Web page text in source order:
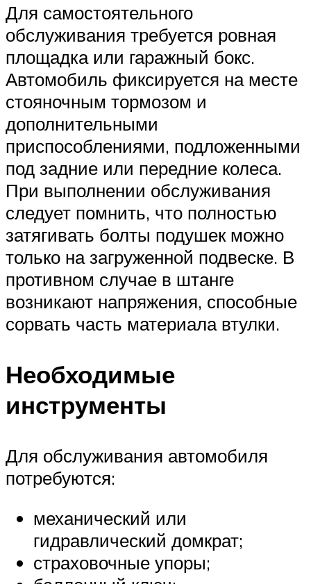
Для самостоятельного
обслуживания требуется ровная
площадка или гаражный бокс.
Автомобиль фиксируется на месте
стояночным тормозом и
дополнительными
приспособлениями, подложенными
под задние или передние колеса.
При выполнении обслуживания
следует помнить, что полностью
затягивать болты подушек можно
только на загруженной подвеске. В
противном случае в штанге
возникают напряжения, способные
сорвать часть материала втулки.
Необходимые
инструменты
Для обслуживания автомобиля
потребуются:
механический или
гидравлический домкрат;
страховочные упоры;